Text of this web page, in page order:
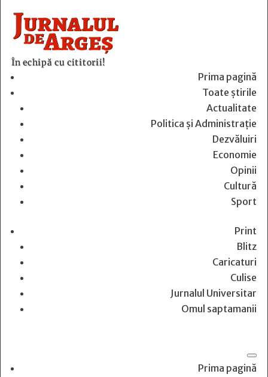
În echipă cu cititorii!
Prima pagină
Toate știrile
Actualitate
Politica și Administrație
Dezvăluiri
Economie
Opinii
Cultură
Sport
Print
Blitz
Caricaturi
Culise
Jurnalul Universitar
Omul saptamanii
Prima pagină